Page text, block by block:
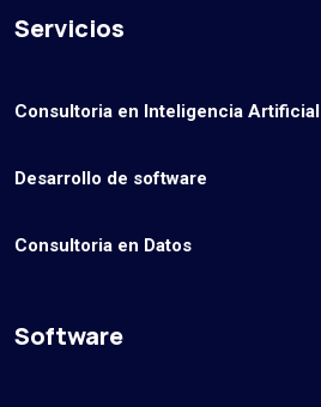
Servicios
Consultoria en Inteligencia Artificial
Desarrollo de software
Consultoria en Datos
Software